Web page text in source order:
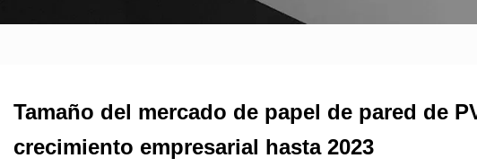
Tamaño del mercado de papel de pared de
crecimiento empresarial hasta 2023